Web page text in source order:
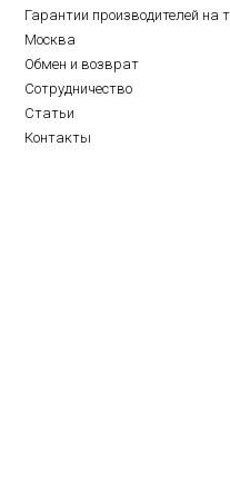
Гарантии производителей
Москва
Обмен и возврат
Сотрудничество
Статьи
Контакты